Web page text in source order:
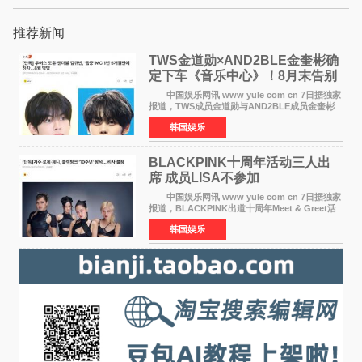
推荐新闻
TWS金道勋×AND2BLE金奎彬确
定下车《音乐中心》！8月末告别
MC席位
中国娱乐网讯 www yule com cn 7日据独家
报道，TWS成员金道勋与AND2BLE成员金奎彬
将于8月离开《音乐中心》MC的位置。 金道
勋与金奎彬于去年3月与H2H A-NA一起被选为
《音乐中心》MC，约1
韩国娱乐
BLACKPINK十周年活动三人出
席 成员LISA不参加
中国娱乐网讯 www yule com cn 7日据独家
报道，BLACKPINK出道十周年Meet & Greet活
动将由智秀、ROS&Eacute;、JENNIE出席，
LISA将缺席。 此前BLACKPINK所属社YG并
未为组合出道十周年做
韩国娱乐